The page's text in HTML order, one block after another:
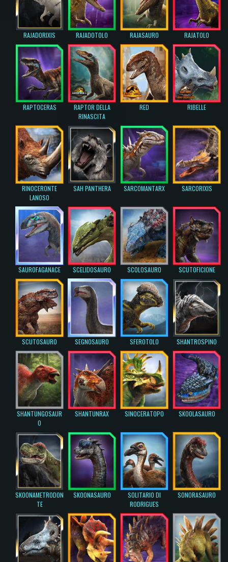
RAJADORIXIS RAJADOTOLO RAJASAURO RAJATOLO
RAPTOCERAS
RAPTOR DELLA
RINASCITA
RED RIBELLE
RINOCERONTE
LANOSO
SAH PANTHERA SARCOMANTARX SARCORIXIS
SAUROFAGANACE SCELIDOSAURO SCOLOSAURO SCUTOFICIONE
SCUTOSAURO SEGNOSAURO SFEROTOLO SHANTROSPINO
SHANTUNGOSAUR
O
SHANTUNRAX SINOCERATOPO SKOOLASAURO
SKOONAMETRODON
TE
SKOONASAURO
SOLITARIO DI
RODRIGUES
SONORASAURO